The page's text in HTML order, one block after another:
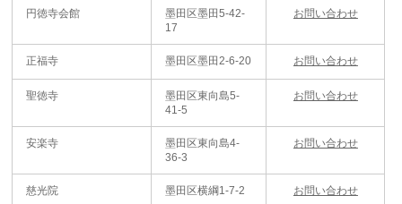
円徳寺会館
墨田区墨田5-42-
17
お問い合わせ
正福寺 墨田区墨田2-6-20 お問い合わせ
聖徳寺
墨田区東向島5-
41-5
お問い合わせ
安楽寺
墨田区東向島4-
36-3
お問い合わせ
慈光院 墨田区横綱1-7-2 お問い合わせ